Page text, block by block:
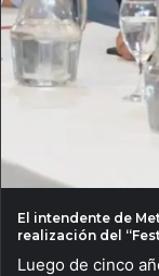
El intendente de
realización del
Luego de cinco